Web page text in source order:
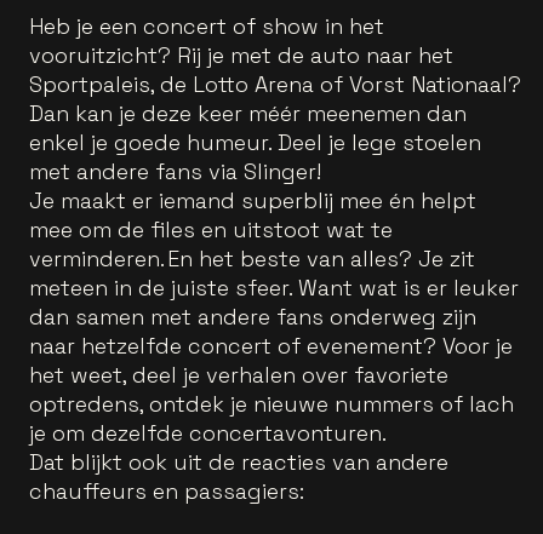
Heb je een concert of show in het
vooruitzicht? Rij je met de auto naar het
Sportpaleis, de Lotto Arena of Vorst Nationaal?
Dan kan je deze keer méér meenemen dan
enkel je goede humeur. Deel je lege stoelen
met andere fans via Slinger!
Je maakt er iemand superblij mee én helpt
mee om de files en uitstoot wat te
verminderen. En het beste van alles? Je zit
meteen in de juiste sfeer. Want wat is er leuker
dan samen met andere fans onderweg zijn
naar hetzelfde concert of evenement? Voor je
het weet, deel je verhalen over favoriete
optredens, ontdek je nieuwe nummers of lach
je om dezelfde concertavonturen.
Dat blijkt ook uit de reacties van andere
chauffeurs en passagiers: